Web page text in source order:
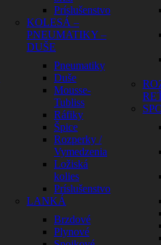
Príslušenstvo
KOLESÁ –
PNEUMATIKY –
DUŠE
Pneumatiky
Duše
Mousse-
Tubliss
Ráfiky
Špice
Rozperky /
Vymedzenia
Ložiská
kolies
Príslušenstvo
LANKÁ
Brzdové
Plynové